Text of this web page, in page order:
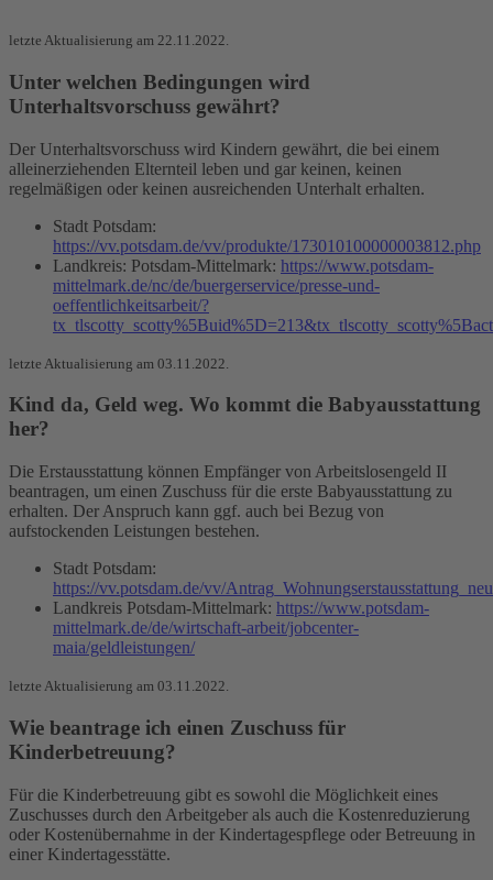
letzte Aktualisierung am 22.11.2022.
Unter welchen Bedingungen wird
Unterhaltsvorschuss gewährt?
Der Unterhaltsvorschuss wird Kindern gewährt, die bei einem
alleinerziehenden Elternteil leben und gar keinen, keinen
regelmäßigen oder keinen ausreichenden Unterhalt erhalten.
Stadt Potsdam:
https://vv.potsdam.de/vv/produkte/173010100000003812.php
Landkreis: Potsdam-Mittelmark: https://www.potsdam-
mittelmark.de/nc/de/buergerservice/presse-und-
oeffentlichkeitsarbeit/?
letzte Aktualisierung am 03.11.2022.
Kind da, Geld weg. Wo kommt die Babyausstattung
her?
Die Erstausstattung können Empfänger von Arbeitslosengeld II
beantragen, um einen Zuschuss für die erste Babyausstattung zu
erhalten. Der Anspruch kann ggf. auch bei Bezug von
aufstockenden Leistungen bestehen.
Stadt Potsdam:
https://vv.potsdam.de/vv/
Landkreis Potsdam-Mittelmark: https://www.potsdam-
mittelmark.de/de/wirtschaft-arbeit/jobcenter-
maia/geldleistungen/
letzte Aktualisierung am 03.11.2022.
Wie beantrage ich einen Zuschuss für
Kinderbetreuung?
Für die Kinderbetreuung gibt es sowohl die Möglichkeit eines
Zuschusses durch den Arbeitgeber als auch die Kostenreduzierung
oder Kostenübernahme in der Kindertagespflege oder Betreuung in
einer Kindertagesstätte.